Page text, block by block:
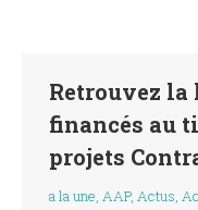
Retrouvez la
financés au
projets
a la une, AAP, Actus,